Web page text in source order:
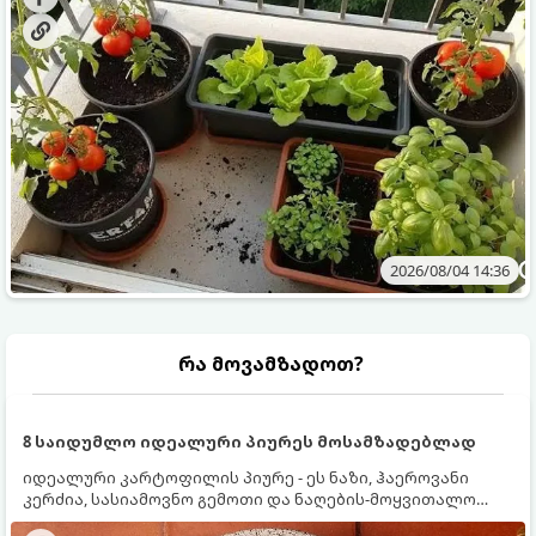
2026/08/04 14:36
რა მოვამზადოთ?
8 საიდუმლო იდეალური პიურეს მოსამზადებლად
იდეალური კარტოფილის პიურე - ეს ნაზი, ჰაეროვანი
კერძია, სასიამოვნო გემოთი და ნაღების-მოყვითალო
ფერით. მისი მომზადება ძალიან მარტივია, მაგრამ